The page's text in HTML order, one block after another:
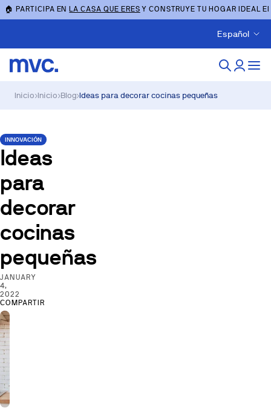
🏠 PARTICIPA ENLA CASA QUE ERES Y CONSTRUYE TU HOGAR IDEAL
Español
Inicio›Inicio›Blog›Ideas para decorar cocinas pequeñas
INNOVACIÓN
Ideas
para
decorar
cocinas
pequeñas
JANUARY
4,
2022
COMPARTIR